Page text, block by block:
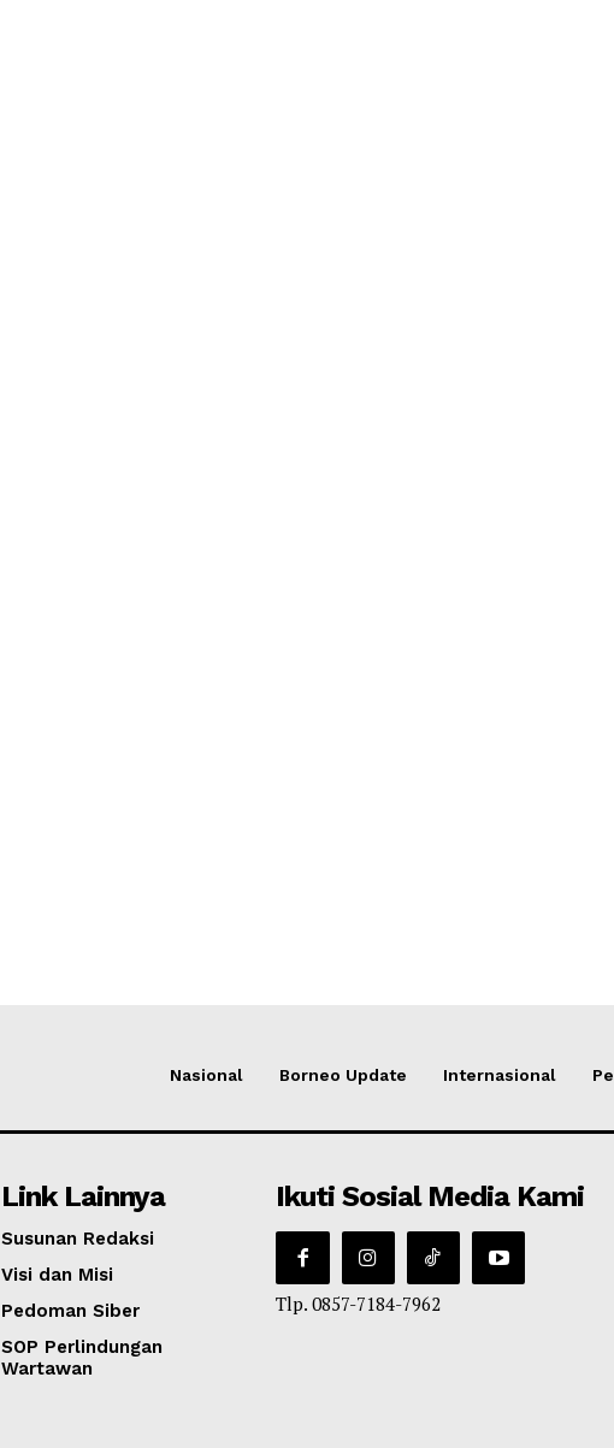
Nasional Borneo Update Internasional
Link Lainnya
Susunan Redaksi
Visi dan Misi
Pedoman Siber
SOP Perlindungan
Wartawan
Ikuti Sosial Media Kami
Tlp. 0857-7184-7962